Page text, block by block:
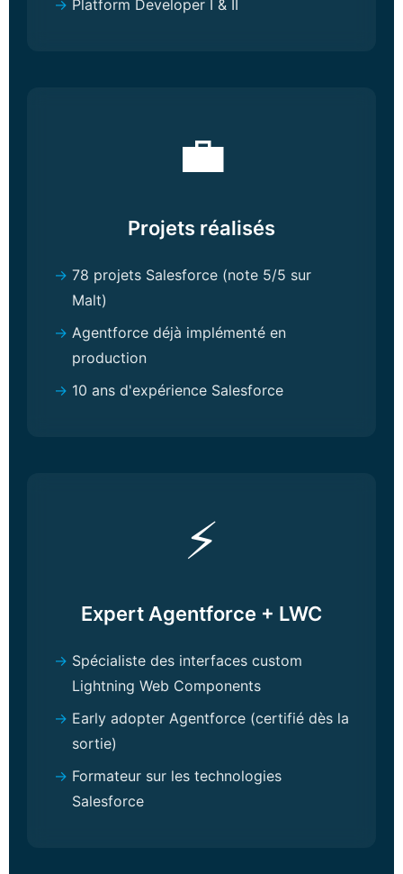
Platform Developer I & II
💼
Projets réalisés
78 projets Salesforce (note 5/5 sur
Malt)
Agentforce déjà implémenté en
production
10 ans d'expérience Salesforce
⚡
Expert Agentforce + LWC
Spécialiste des interfaces custom
Lightning Web Components
Early adopter Agentforce (certifié dès la
sortie)
Formateur sur les technologies
Salesforce